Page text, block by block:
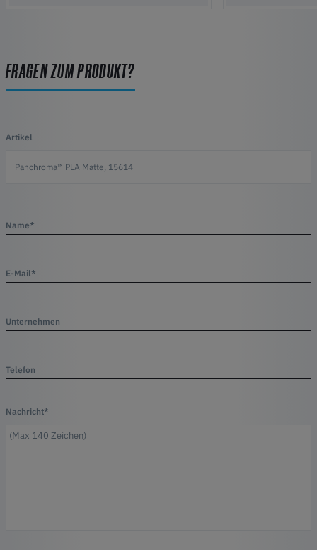
FRAGEN ZUM PRODUKT?
Artikel
Name*
E-Mail*
Unternehmen
Telefon
Nachricht*